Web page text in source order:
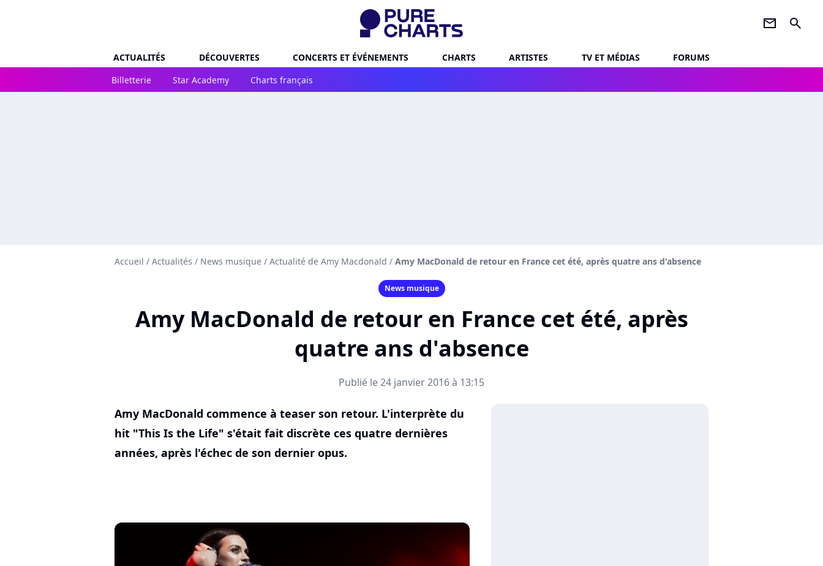
newsletter search
ACTUALITÉS DÉCOUVERTES CONCERTS ET ÉVÉNEMENTS CHARTS ARTISTES TV ET MÉDIAS
FORUMS
Billetterie
Star Academy Charts français
Accueil / Actualités / News musique / Actualité de Amy Macdonald / Amy MacDonald de retour en France cet été, après quatre ans d'absence
News musique
Amy MacDonald de retour en France cet été, après
quatre ans d'absence
Publié le 24 janvier 2016 à 13:15
Amy MacDonald commence à teaser son retour. L'interprète du
hit "This Is the Life" s'était fait discrète ces quatre dernières
années, après l'échec de son dernier opus.